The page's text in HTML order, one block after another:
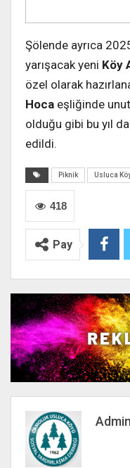
Şölende ayrıca
yarışacak yeni Köy
özel olarak
Hoca eşliğinde
olduğu gibi bu yıl
edildi.
Piknik Usluca
418
Pay
Admin